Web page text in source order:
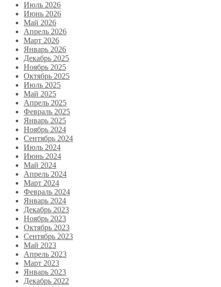
Июль 2026
Июнь 2026
Май 2026
Апрель 2026
Март 2026
Январь 2026
Декабрь 2025
Ноябрь 2025
Октябрь 2025
Июль 2025
Май 2025
Апрель 2025
Февраль 2025
Январь 2025
Ноябрь 2024
Сентябрь 2024
Июль 2024
Июнь 2024
Май 2024
Апрель 2024
Март 2024
Февраль 2024
Январь 2024
Декабрь 2023
Ноябрь 2023
Октябрь 2023
Сентябрь 2023
Май 2023
Апрель 2023
Март 2023
Январь 2023
Декабрь 2022